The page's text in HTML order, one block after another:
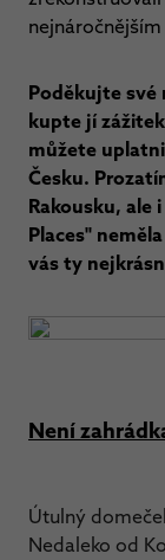
Poděkujte své
kupte jí
můžete
Česku.
Rakousku, ale
Places"
vás ty
Není
Útulný
Nedaleko od